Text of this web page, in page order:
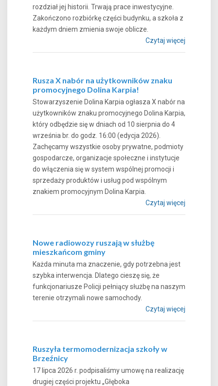
rozdział jej historii. Trwają prace inwestycyjne.
Zakończono rozbiórkę części budynku, a szkoła z
każdym dniem zmienia swoje oblicze.
Czytaj więcej
Rusza X nabór na użytkowników znaku
promocyjnego Dolina Karpia!
Stowarzyszenie Dolina Karpia ogłasza X nabór na
użytkowników znaku promocyjnego Dolina Karpia,
który odbędzie się w dniach od 10 sierpnia do 4
września br. do godz. 16:00 (edycja 2026).
Zachęcamy wszystkie osoby prywatne, podmioty
gospodarcze, organizacje społeczne i instytucje
do włączenia się w system wspólnej promocji i
sprzedaży produktów i usług pod wspólnym
znakiem promocyjnym Dolina Karpia.
Czytaj więcej
Nowe radiowozy ruszają w służbę
mieszkańcom gminy
Każda minuta ma znaczenie, gdy potrzebna jest
szybka interwencja. Dlatego cieszę się, że
funkcjonariusze Policji pełniący służbę na naszym
terenie otrzymali nowe samochody.
Czytaj więcej
Ruszyła termomodernizacja szkoły w
Brzeźnicy
17 lipca 2026 r. podpisaliśmy umowę na realizację
drugiej części projektu „Głęboka